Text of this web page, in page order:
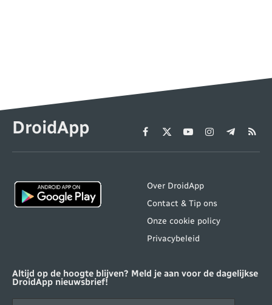
DroidApp Facebook
X
(Twitter)
YouTubeInstagram
Telegram
RSS
Over DroidApp
Contact & Tip ons
Onze cookie policy
Privacybeleid
Altijd op de hoogte blijven? Meld je aan voor de dagelijkse
DroidApp nieuwsbrief!